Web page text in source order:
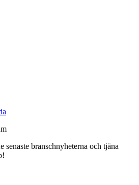
senaste branschnyheterna och tjäna